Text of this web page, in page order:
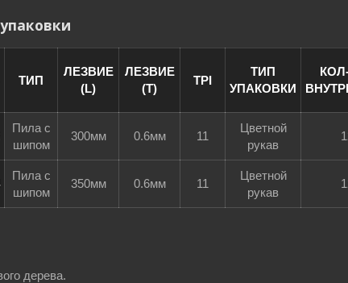
ТИП
ЛЕЗВИЕ
(L)
ЛЕЗВИЕ
(T)
TPI
ТИП
УПАКОВКИ
Пила с
шипом
300мм 0.6мм 11
Цветной
рукав
Пила с
шипом
350мм 0.6мм 11
Цветной
рукав
дерева.